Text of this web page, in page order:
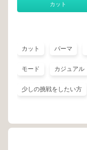
カット
カット パーマ
モード カジュアル
少しの挑戦をしたい方